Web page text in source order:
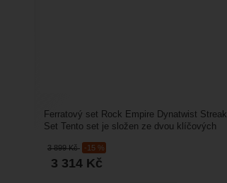
3 899Kč -15 %
3 314 Kč
Ferratový set Rock Empire Dynatwist Streak
Set Tento set je složen ze dvou klíčových